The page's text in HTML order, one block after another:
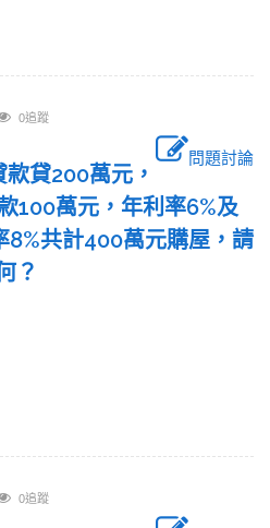
0追蹤
問題討論
貸200萬元，
100萬元，年利率6%及
8%共計400萬元購屋，請
？
0追蹤